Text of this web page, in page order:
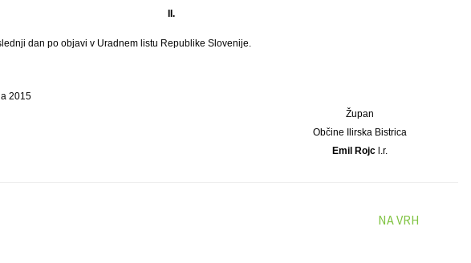
II.
dan po objavi v Uradnem listu Republike Slovenije.
2015
Župan
Občine Ilirska Bistrica
Emil Rojc l.r.
NA VRH